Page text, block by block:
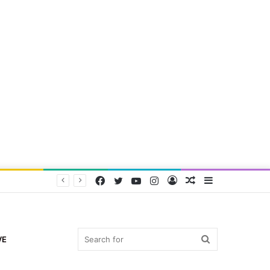
Random
Log
Instagram
YouTube
Twitter
Facebook